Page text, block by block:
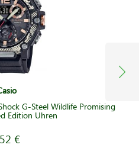
G-Steel Wildlife Promising
Edition Uhren
€